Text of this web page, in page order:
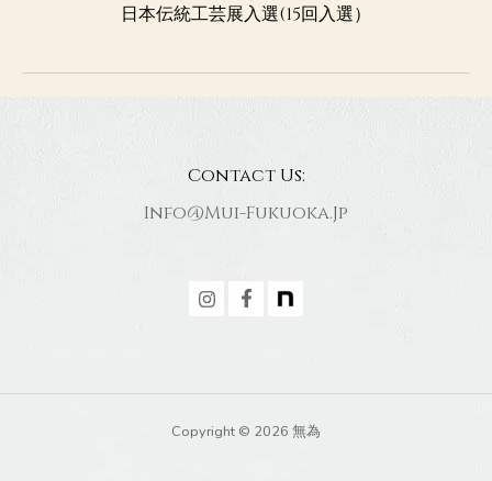
日本伝統工芸展入選(15回入選）
Contact Us:
Info@mui-Fukuoka.jp
Copyright © 2026 無為